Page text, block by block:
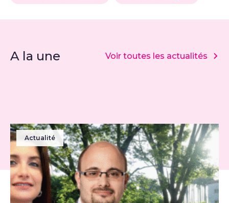
A la une Voir toutes les actualités
Actualité